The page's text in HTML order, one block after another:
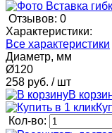
Отзывов: 0
Характеристики:
Все характеристики
Диаметр, мм
Ø120
258 руб. / шт
В
Кол-во: